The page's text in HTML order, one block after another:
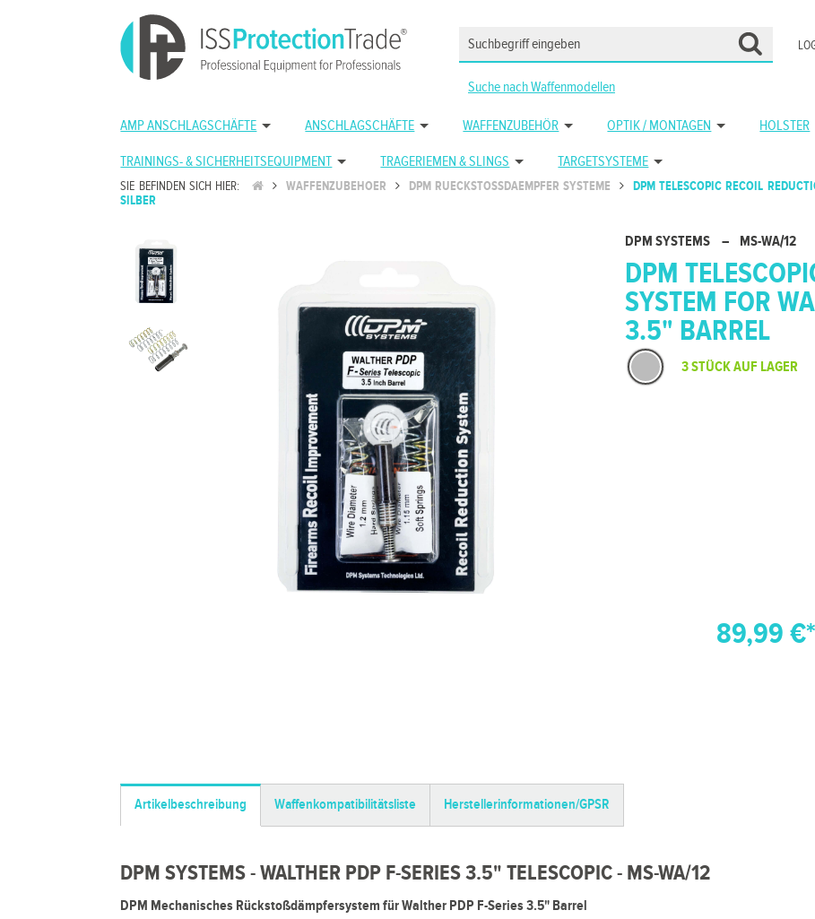
Suche nach Waffenmodellen
AMP ANSCHLAGSCHÄFTE ANSCHLAGSCHÄFTE WAFFENZUBEHÖR OPTIK / MONTAGEN HOLSTER
TRAININGS- & SICHERHEITSEQUIPMENT TRAGERIEMEN & SLINGS TARGETSYSTEME
SIE BEFINDEN SICH HIER: WAFFENZUBEHOER DPM RUECKSTOSSDAEMPFER SYSTEME
DPM TELESCOPIC RECOIL
SILBER
DPM SYSTEMS – MS-WA/12
DPM
SYSTEM FOR
3.5" BARREL
3 STÜCK AUF LAGER
89,99 €*
Artikelbeschreibung Waffenkompatibilitätsliste Herstellerinformationen/GPSR
DPM SYSTEMS - WALTHER PDP F-SERIES 3.5" TELESCOPIC - MS-WA/12
DPM Mechanisches Rückstoßdämpfersystem für Walther PDP F-Series 3.5" Barrel